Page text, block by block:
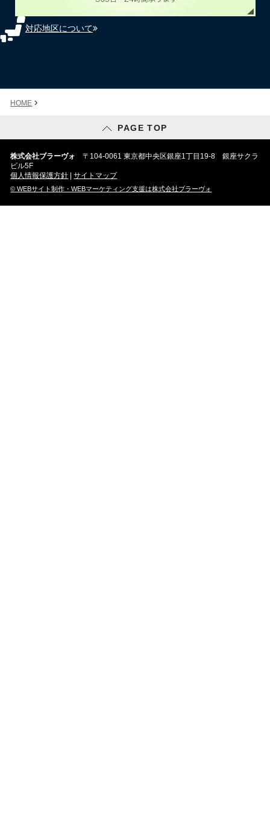
対応地区について
HOME ›
PAGE TOP
株式会社ブラーヴォ 〒104-0061 東京都中央区銀座1丁目19-8 銀座サクラ
ビル5F
個人情報保護方針 |サイトマップ
© WEBサイト制作・WEBマーケティング支援は株式会社ブラーヴォ